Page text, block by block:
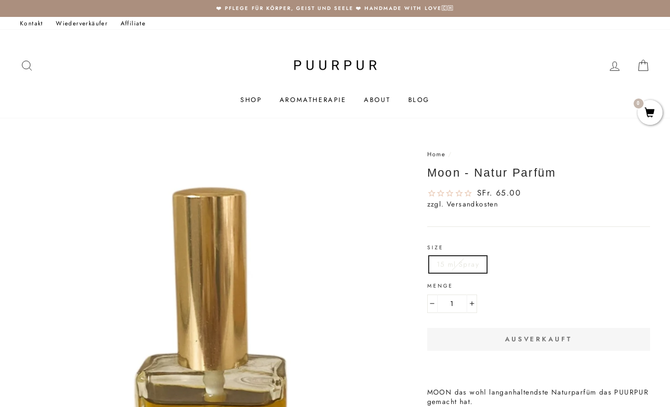
❤️ PFLEGE FÜR KÖRPER, GEIST UND SEELE ❤️ HANDMADE WITH LOVE🇨🇭
Kontakt Wiederverkäufer Affiliate
EINLOGGEN
SHOP AROMATHERAPIE ABOUT BLOG
Home /
Moon - Natur Parfüm
Normaler
Preis
SFr. 65.00
zzgl. Versandkosten
SIZE
15 ml Spray
MENGE
AUSVERKAUFT
MOON das wohl langanhaltendste Naturparfüm das PUURPUR
gemacht hat.
0